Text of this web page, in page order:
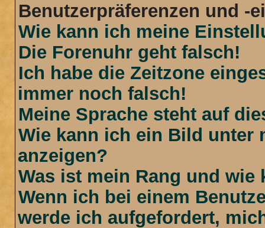
Benutzerpräferenzen und -
Wie kann ich meine
Die Forenuhr geht falsch!
Ich habe die Zeitzone
immer noch falsch!
Meine Sprache steht auf
Wie kann ich ein Bild unter
anzeigen?
Was ist mein Rang und
Wenn ich bei einem
werde ich aufgefordert,